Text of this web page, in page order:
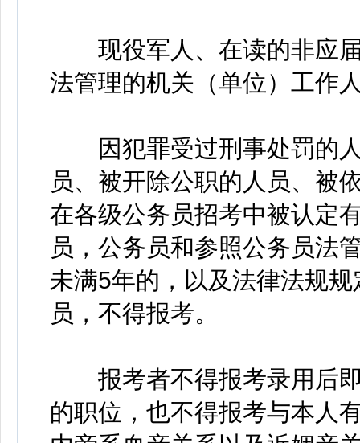
现役军人、在读的非应届
法管理的机关（单位）工作
因犯罪受过刑事处罚的人
员、被开除公职的人员、被
在各级公务员招考中被认定
员，公务员和参照公务员法
未满5年的，以及法律法规
员，不得报考。
报考者不得报考录用后即
的职位，也不得报考与本人